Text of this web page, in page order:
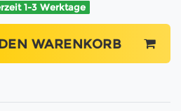
1-3 Werktage
WARENKORB